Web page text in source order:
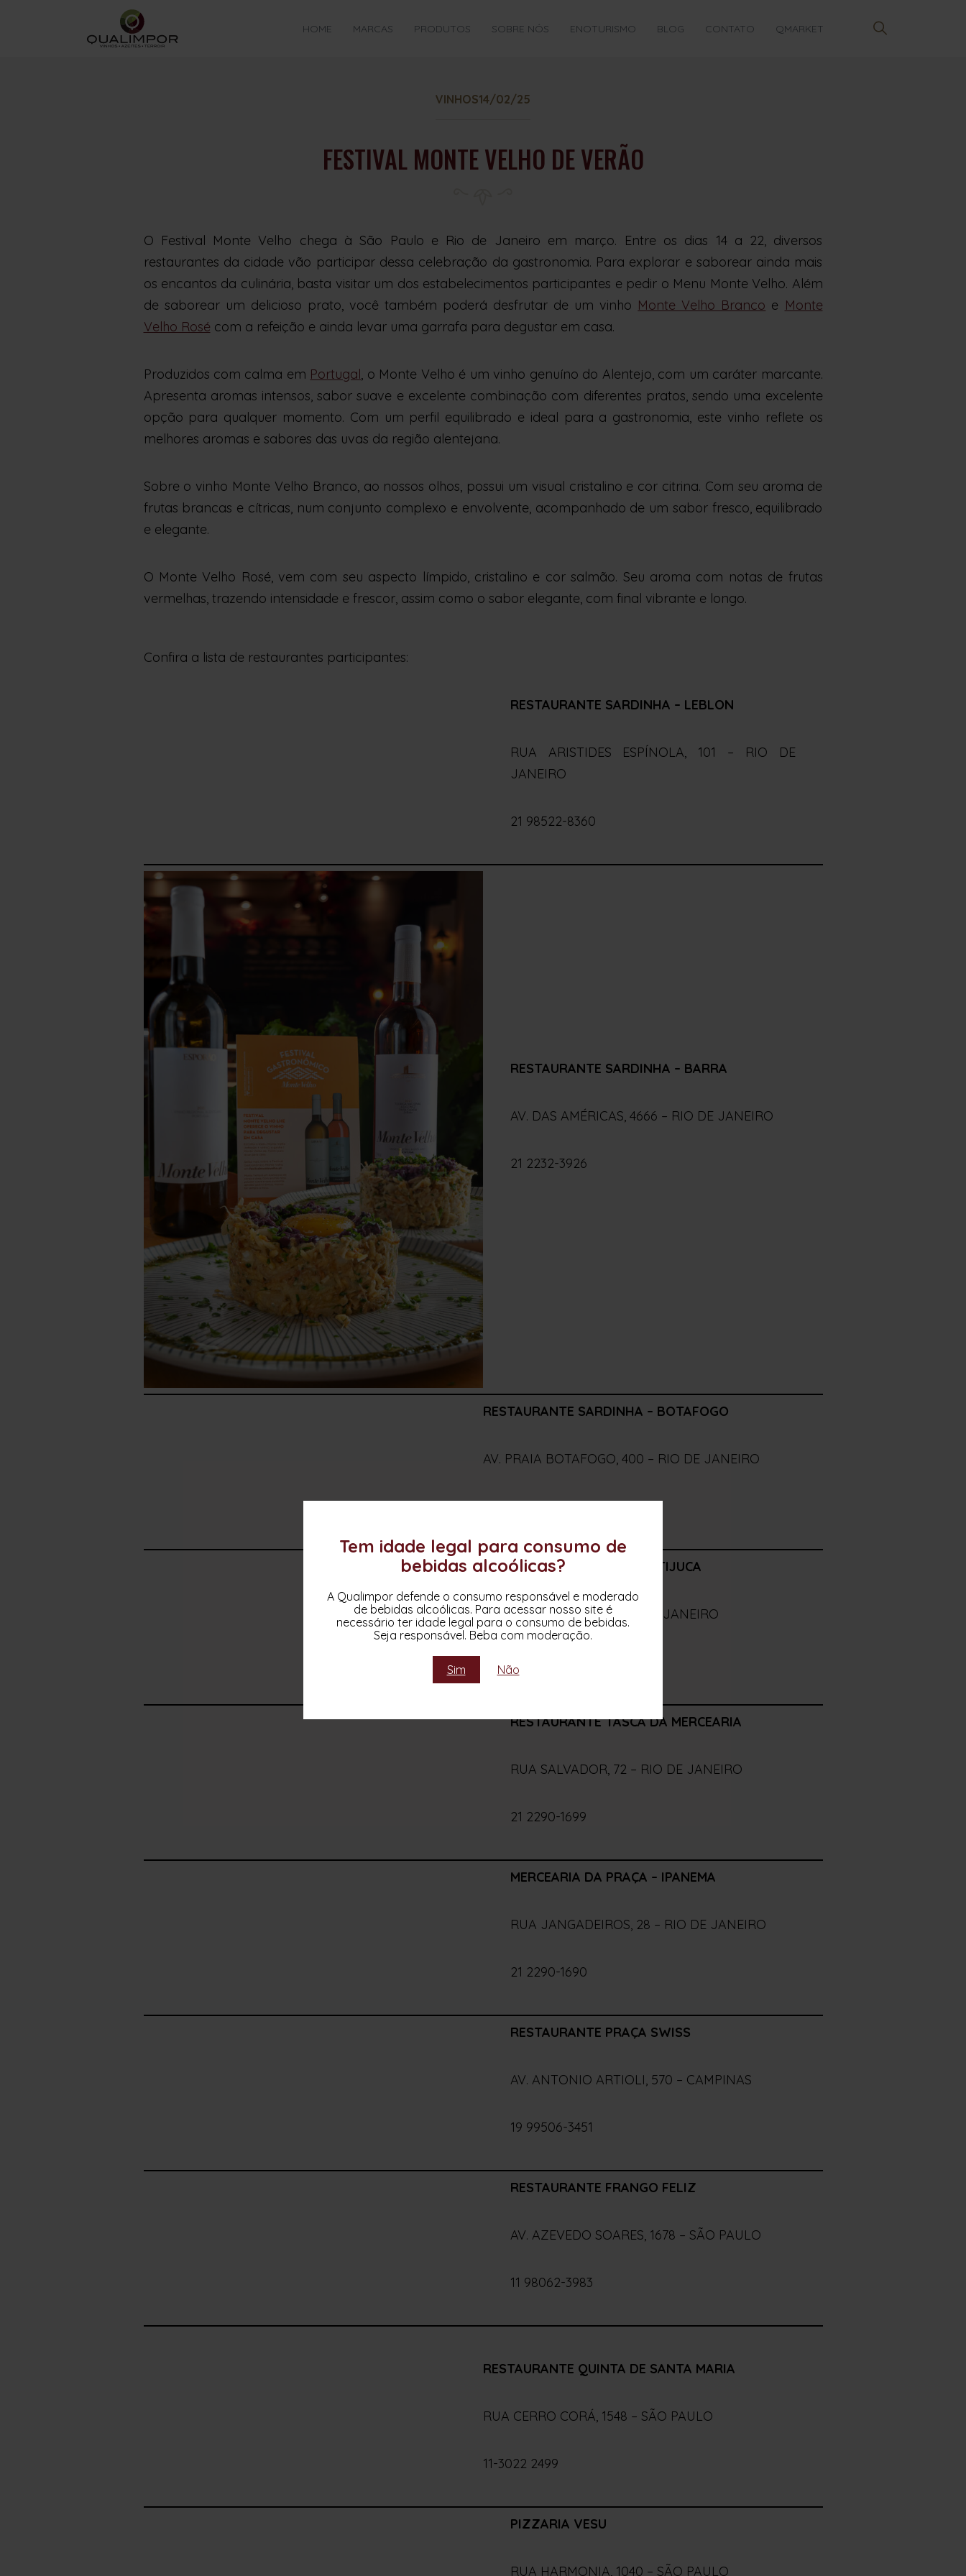
Tem idade legal para consumo de
bebidas alcoólicas?
A Qualimpor defende o consumo responsável e moderado
de bebidas alcoólicas. Para acessar nosso site é
necessário ter idade legal para o consumo de bebidas.
Seja responsável. Beba com moderação.
Sim Não
HOME MARCAS PRODUTOS SOBRE NÓS ENOTURISMO BLOG CONTATO QMARKET
VINHOS14/02/25
FESTIVAL MONTE VELHO DE VERÃO
O Festival Monte Velho chega à São Paulo e Rio de Janeiro em março. Entre os dias 14 a 22, diversos
restaurantes da cidade vão participar dessa celebração da gastronomia. Para explorar e saborear ainda mais
os encantos da culinária, basta visitar um dos estabelecimentos participantes e pedir o Menu Monte Velho. Além
de saborear um delicioso prato, você também poderá desfrutar de um vinho Monte Velho Branco e Monte
Velho Rosé com a refeição e ainda levar uma garrafa para degustar em casa.
Produzidos com calma em Portugal, o Monte Velho é um vinho genuíno do Alentejo, com um caráter marcante.
Apresenta aromas intensos, sabor suave e excelente combinação com diferentes pratos, sendo uma excelente
opção para qualquer momento. Com um perfil equilibrado e ideal para a gastronomia, este vinho reflete os
melhores aromas e sabores das uvas da região alentejana.
Sobre o vinho Monte Velho Branco, ao nossos olhos, possui um visual cristalino e cor citrina. Com seu aroma de
frutas brancas e cítricas, num conjunto complexo e envolvente, acompanhado de um sabor fresco, equilibrado
e elegante.
O Monte Velho Rosé, vem com seu aspecto límpido, cristalino e cor salmão. Seu aroma com notas de frutas
vermelhas, trazendo intensidade e frescor, assim como o sabor elegante, com final vibrante e longo.
Confira a lista de restaurantes participantes:
RESTAURANTE SARDINHA – LEBLON
RUA ARISTIDES ESPÍNOLA, 101 – RIO DE
JANEIRO
21 98522-8360
RESTAURANTE SARDINHA – BARRA
AV. DAS AMÉRICAS, 4666 – RIO DE JANEIRO
21 2232-3926
RESTAURANTE SARDINHA – BOTAFOGO
AV. PRAIA BOTAFOGO, 400 – RIO DE JANEIRO
21 98627-5840
RESTAURANTE SARDINHA – TIJUCA
AV. MARACANÃ, 987 – RIO DE JANEIRO
21 98522-8360
RESTAURANTE TASCA DA MERCEARIA
RUA SALVADOR, 72 – RIO DE JANEIRO
21 2290-1699
MERCEARIA DA PRAÇA – IPANEMA
RUA JANGADEIROS, 28 – RIO DE JANEIRO
21 2290-1690
RESTAURANTE PRAÇA SWISS
AV. ANTONIO ARTIOLI, 570 – CAMPINAS
19 99506-3451
RESTAURANTE FRANGO FELIZ
AV. AZEVEDO SOARES, 1678 – SÃO PAULO
11 98062-3983
RESTAURANTE QUINTA DE SANTA MARIA
RUA CERRO CORÁ, 1548 – SÃO PAULO
11-3022 2499
PIZZARIA VESU
RUA HARMONIA, 1040 – SÃO PAULO